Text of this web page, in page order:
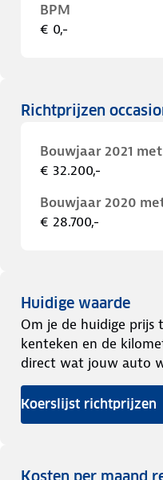
BPM
€ 0,-
Richtprijzen
Bouwjaar 2021
€ 32.200,-
Bouwjaar 2020
€ 28.700,-
Huidige waarde
Om je de huidige prijs
kenteken en de
direct wat jouw auto
Koerslijst richtprijzen